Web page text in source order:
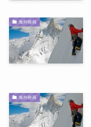
海外映画
海外映画